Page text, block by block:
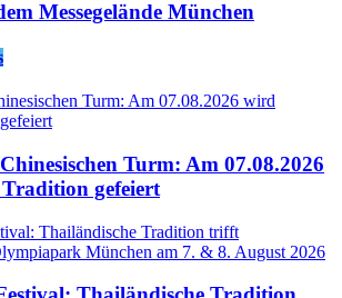
Messegelände München
Turm: Am 07.08.2026
gefeiert